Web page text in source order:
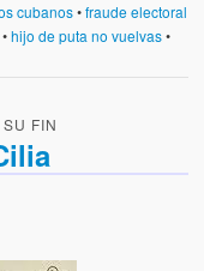
cubanos•fraude electoral
•hijo de puta no vuelvas•
FIN